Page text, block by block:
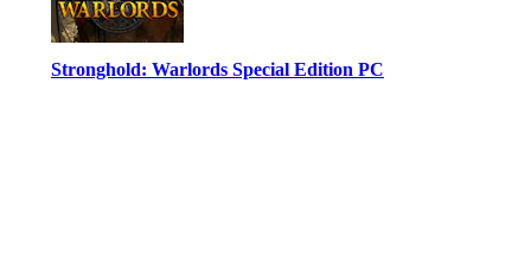
Stronghold: Warlords Special Edition PC